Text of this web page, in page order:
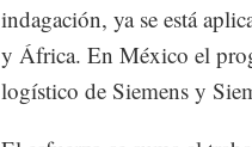
indagación, ya se está
y África. En México el
logístico de Siemens y